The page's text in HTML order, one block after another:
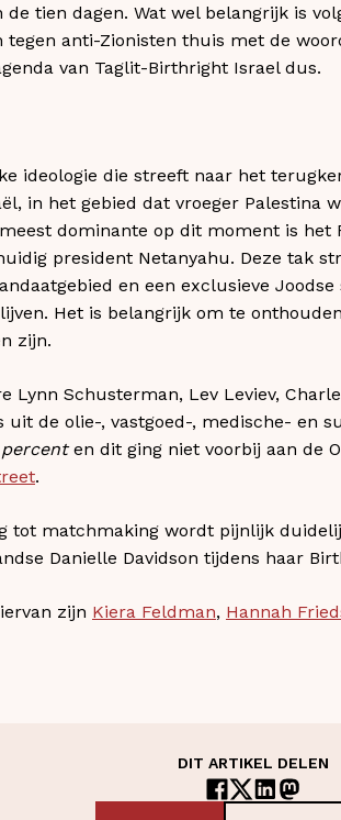
tien dagen. Wat wel belangrijk is
anti-Zionisten thuis met de
van Taglit-Birthright Israel dus.
ideologie die streeft naar het
in het gebied dat vroeger Palestina
dominante op dit moment is het
president Netanyahu. Deze tak
en een exclusieve
Het is belangrijk om te
zijn.
Lynn Schusterman, Lev Leviev,
uit de olie-, vastgoed-, medische- en
en dit ging niet voorbij aan de
.
tot matchmaking wordt pijnlijk
Danielle Davidson tijdens haar
zijn Kiera Feldman, Hannah
DIT ARTIKEL DELEN